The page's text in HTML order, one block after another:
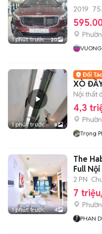
1 phút trước 20
2019
VUONG
1 phút trước 8
XÒ
TÂN
Nội thất
4,3
Trọng
1 phút trước 4
The
Full
2 PN
7
PHAN